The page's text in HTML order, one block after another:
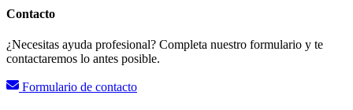
Contacto
¿Necesitas ayuda profesional? Completa nuestro formulario y te
contactaremos lo antes posible.
Formulario de contacto